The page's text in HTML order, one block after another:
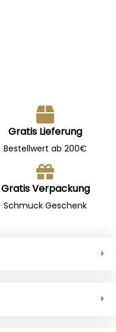
Gratis Lieferung
Bestellwert ab 200€
Gratis Verpackung
Schmuck Geschenk